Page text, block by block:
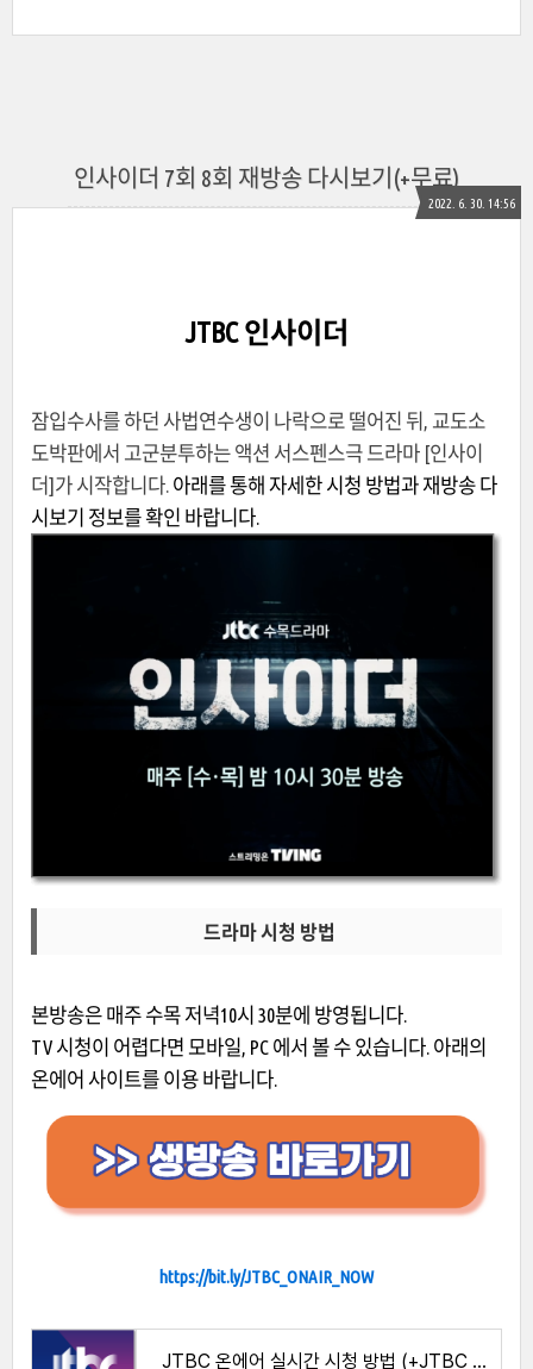
인사이더 7회 8회 재방송 다시보기(+무료)
2022. 6. 30. 14:56
JTBC 인사이더
잠입수사를 하던 사법연수생이 나락으로 떨어진 뒤, 교도소
도박판에서 고군분투하는 액션 서스펜스극 드라마 [인사이
더]가 시작합니다. 아래를 통해 자세한 시청 방법과 재방송 다
시보기 정보를 확인 바랍니다.
드라마 시청 방법
본방송은 매주 수목 저녁10시 30분에 방영됩니다.
TV 시청이 어렵다면 모바일, PC 에서 볼 수 있습니다. 아래의
온에어 사이트를 이용 바랍니다.
https://bit.ly/JTBC_ONAIR_NOW
JTBC 온에어 실시간 시청 방법 (+JTBC SPORTS) JTBC NOW 로그인 없이 이용안내